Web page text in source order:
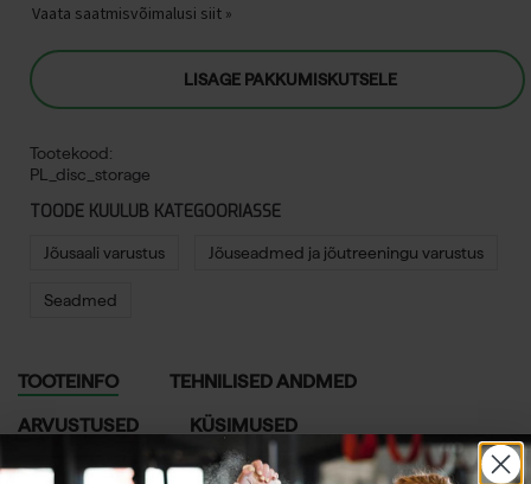
Vaata saatmisvõimalusi siit »
LISAGE PAKKUMISKUTSELE
Tootekood:
PL_disc_storage
TOODE KUULUB KATEGOORIASSE
Jõusaali varustus Jõuseadmed ja jõutreeningu varustus
Seadmed
TOOTEINFO
TEHNILISED ANDMED
ARVUSTUSED
KÜSIMUSED